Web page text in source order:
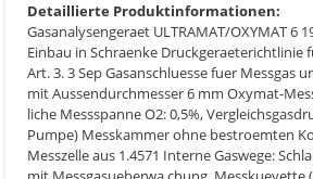
Detaillierte Produktinformationen:
Gasanalysengeraet ULTRAMAT/OXYMAT 6
Einbau in Schraenke Druckgeraeterichtlinie
Art. 3. 3 Sep Gasanschluesse fuer Messgas
mit Aussendurchmesser 6 mm Oxymat-
liche Messspanne O2: 0,5%,
Pumpe) Messkammer ohne bestroemten
Messzelle aus 1.4571 Interne Gaswege: